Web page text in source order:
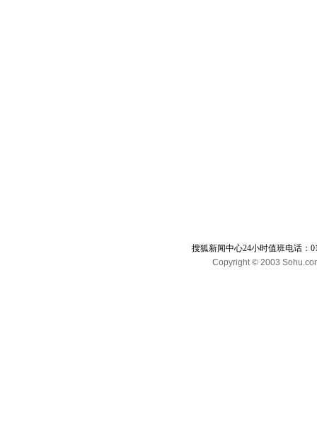
搜狐新闻中心24小时值班电话：
Copyright © 2003